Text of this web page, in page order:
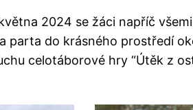
2024 se žáci napříč
parta do krásného prostředí
celotáborové hry “Útěk z